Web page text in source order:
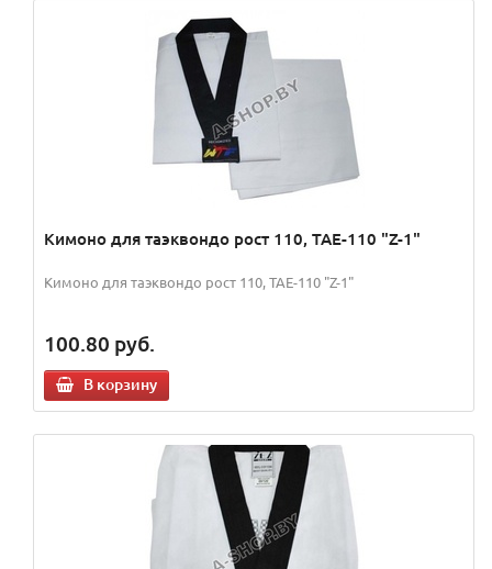
Кимоно для таэквондо рост 110, TAE-110 "Z-1"
Кимоно для таэквондо рост 110, TAE-110 "Z-1"
100.80 руб.
В корзину